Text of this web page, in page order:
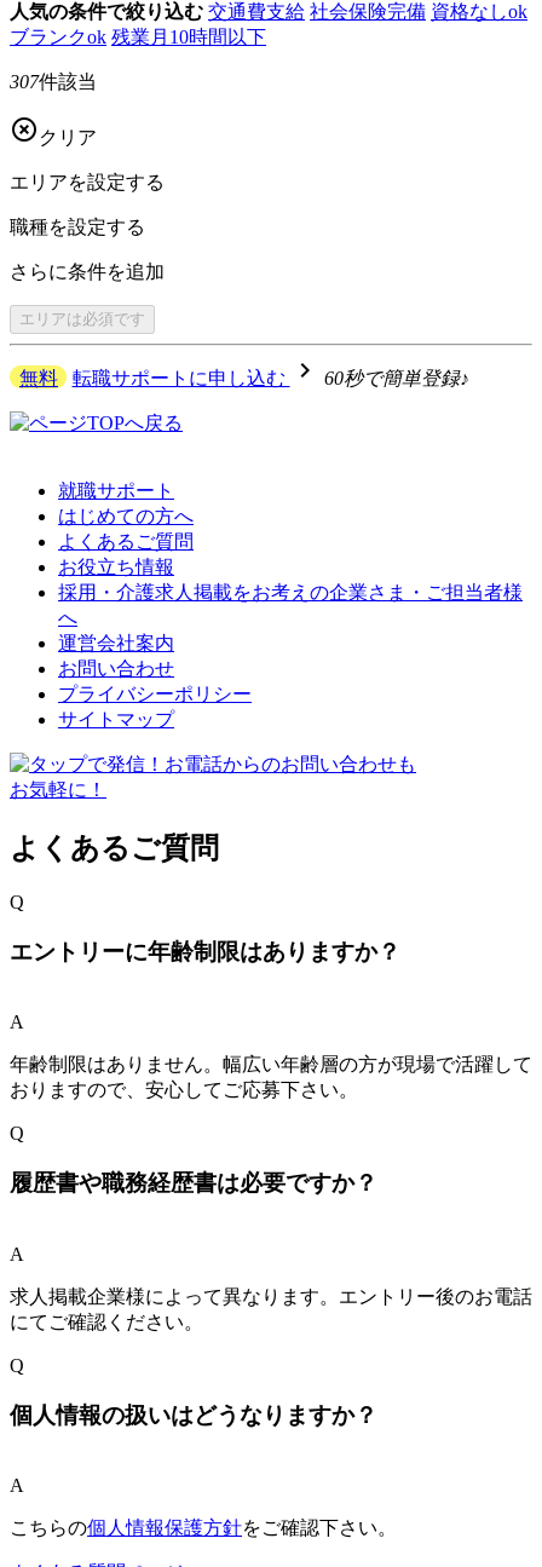
人気の条件で絞り込む 交通費支給 社会保険完備 資格なしok
ブランクok 残業月10時間以下
307件該当
 クリア
エリアを設定する
職種を設定する
さらに条件を追加
エリアは必須です
無料 転職サポートに申し込む navigate_next 60秒で簡単登録♪
就職サポート
はじめての方へ
よくあるご質問
お役立ち情報
採用・介護求人掲載をお考えの企業さま・ご担当者様
へ
運営会社案内
お問い合わせ
プライバシーポリシー
サイトマップ
よくあるご質問
Q
エントリーに年齢制限はありますか？
A
年齢制限はありません。幅広い年齢層の方が現場で活躍して
おりますので、安心してご応募下さい。
Q
履歴書や職務経歴書は必要ですか？
A
求人掲載企業様によって異なります。エントリー後のお電話
にてご確認ください。
Q
個人情報の扱いはどうなりますか？
A
こちらの個人情報保護方針をご確認下さい。